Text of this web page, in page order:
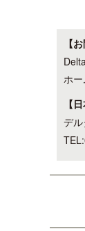
【
ホー
【
デル